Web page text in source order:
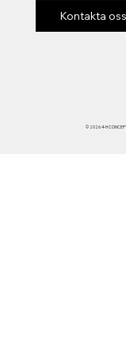
© 2026 4-H
Kontakta oss